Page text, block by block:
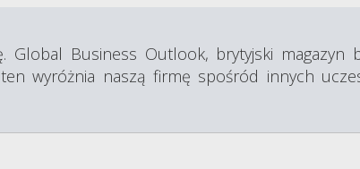
Business Outlook, brytyjski magazyn
wyróżnia naszą firmę spośród innych